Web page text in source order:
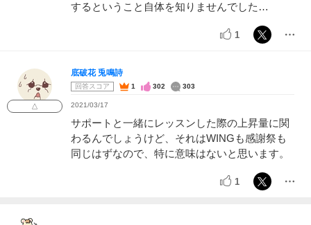
するということ自体を知りませんでした…
1
△
底破花 兎鳴詩
回答スコア 1 302 303
2021/03/17
サポートと一緒にレッスンした際の上昇量に関
わるんでしょうけど、それはWINGも感謝祭も
同じはずなので、特に意味はないと思います。
1